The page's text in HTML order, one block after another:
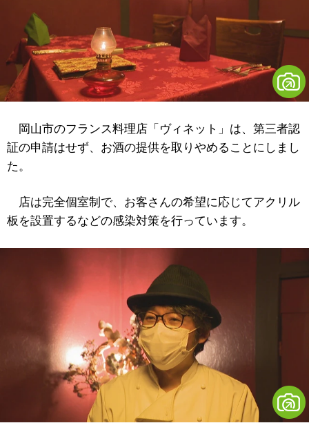
岡山市のフランス料理店「ヴィネット」は、第三者認
証の申請はせず、お酒の提供を取りやめることにしまし
た。
店は完全個室制で、お客さんの希望に応じてアクリル
板を設置するなどの感染対策を行っています。